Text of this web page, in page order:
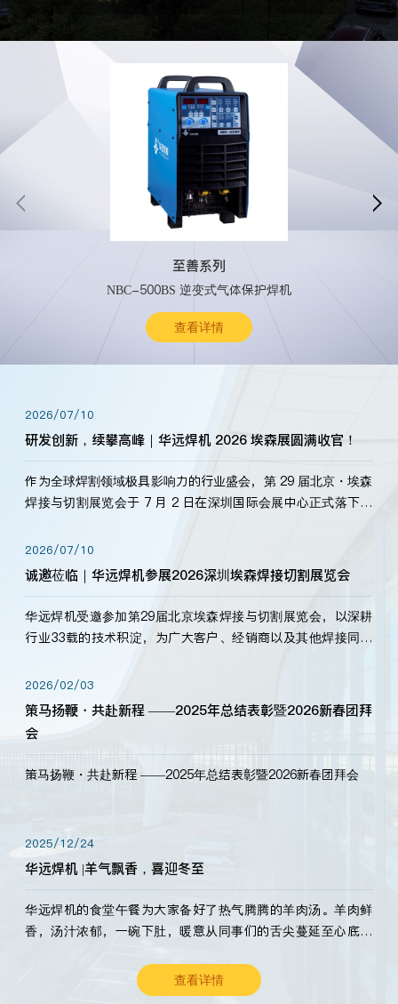
至善系列
NBC-500BS 逆变式气体保护焊机
查看详情
 
2026/07/10
研发创新，续攀高峰｜华远焊机 2026 埃森展圆满收官！
作为全球焊割领域极具影响力的行业盛会，第 29 届北京・埃森
焊接与切割展览会于 7 月 2 日在深圳国际会展中心正式落下帷
标准，持之以恒研发新产品、新技术。新老客户、行业伙伴、
海内外客户为目睹公司发布的新产…
2026/07/10
诚邀莅临｜华远焊机参展2026深圳埃森焊接切割展览会
华远焊机受邀参加第29届北京埃森焊接与切割展览会，以深耕
行业33载的技术积淀，为广大客户、经销商以及其他焊接同仁
2026/02/03
策马扬鞭・共赴新程 ——2025年总结表彰暨2026新春团拜
会
策马扬鞭・共赴新程 ——2025年总结表彰暨2026新春团拜会
2025/12/24
华远焊机 |羊气飘香，喜迎冬至
华远焊机的食堂午餐为大家备好了热气腾腾的羊肉汤。羊肉鲜
香，汤汁浓郁，一碗下肚，暖意从同事们的舌尖蔓延至心底。
查看详情